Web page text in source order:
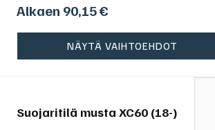
Alkaen 90,15€
NÄYTÄ VAIHTOEHDOT
Suojaritilä musta XC60 (18-)